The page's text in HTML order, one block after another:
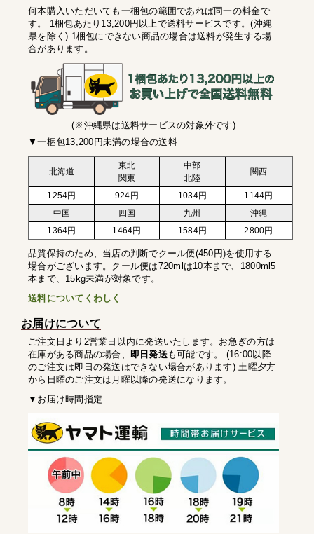
何本購入いただいても一梱包の範囲であれば同一の料金で
す。 1梱包あたり13,200円以上で送料サービスです。(沖縄
県を除く) 1梱包にできない商品の場合は送料が発生する場
合があります。
(※沖縄県は送料サービスの対象外です)
▼一梱包13,200円未満の場合の送料
北海道
東北
関東
中部
北陸
関西
1254円 924円 1034円
1144円
中国
四国 九州
沖縄
1364円
1464円 1584円 2800円
品質保持のため、当店の判断でクール便(450円)を使用する
場合がございます。クール便は720mlは10本まで、1800ml5
本まで、15kg未満が対象です。
送料についてくわしく
お届けについて
ご注文日より2営業日以内に発送いたします。お急ぎの方は
在庫がある商品の場合、 即日発送も可能です。 (16:00以降
のご注文は即日の発送はできない場合があります) 土曜夕方
から日曜のご注文は月曜以降の発送になります。
▼お届け時間指定